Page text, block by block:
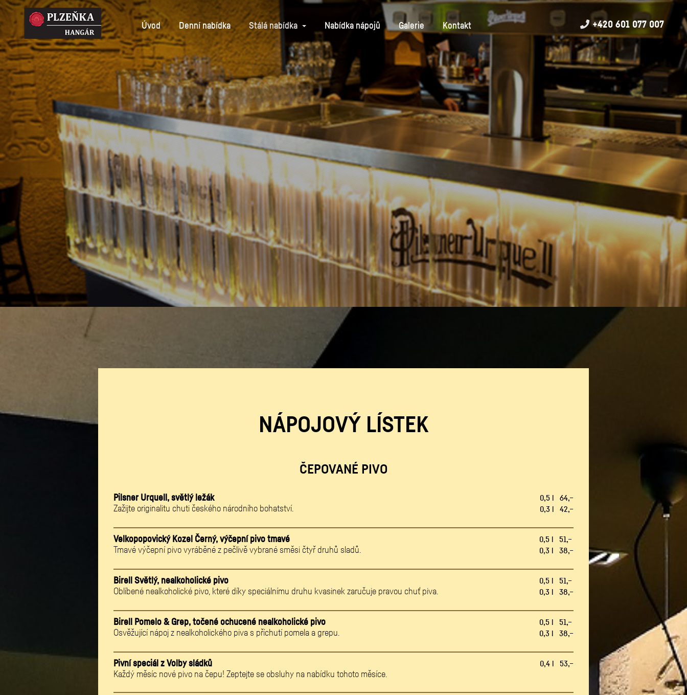
Úvod Denní nabídka Stálá nabídka Nabídka nápojů Galerie Kontakt +420 601 077 007
NÁPOJOVÝ LÍSTEK
ČEPOVANÉ PIVO
Pilsner Urquell, světlý ležák
Zažijte originalitu chuti českého národního bohatství.
0,5 l 64,–
0,3 l 42,–
Velkopopovický Kozel Černý, výčepní pivo tmavé
Tmavé výčepní pivo vyráběné z pečlivě vybrané směsi čtyř druhů sladů.
0,5 l 51,–
0,3 l 38,–
Birell Světlý, nealkoholické pivo
Oblíbené nealkoholické pivo, které díky speciálnímu druhu kvasinek zaručuje pravou chuť piva.
0,5 l 51,–
0,3 l 38,–
Birell Pomelo & Grep, točené ochucené nealkoholické pivo
Osvěžující nápoj z nealkoholického piva s příchutí pomela a grepu.
0,5 l 51,–
0,3 l 38,–
Pivní speciál z Volby sládků
Každý měsíc nové pivo na čepu! Zeptejte se obsluhy na nabídku tohoto měsíce.
0,4 l 53,–